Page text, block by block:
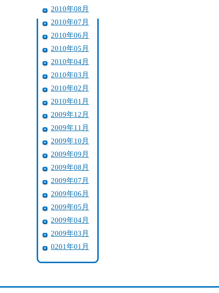
2010年08月
2010年07月
2010年06月
2010年05月
2010年04月
2010年03月
2010年02月
2010年01月
2009年12月
2009年11月
2009年10月
2009年09月
2009年08月
2009年07月
2009年06月
2009年05月
2009年04月
2009年03月
0201年01月